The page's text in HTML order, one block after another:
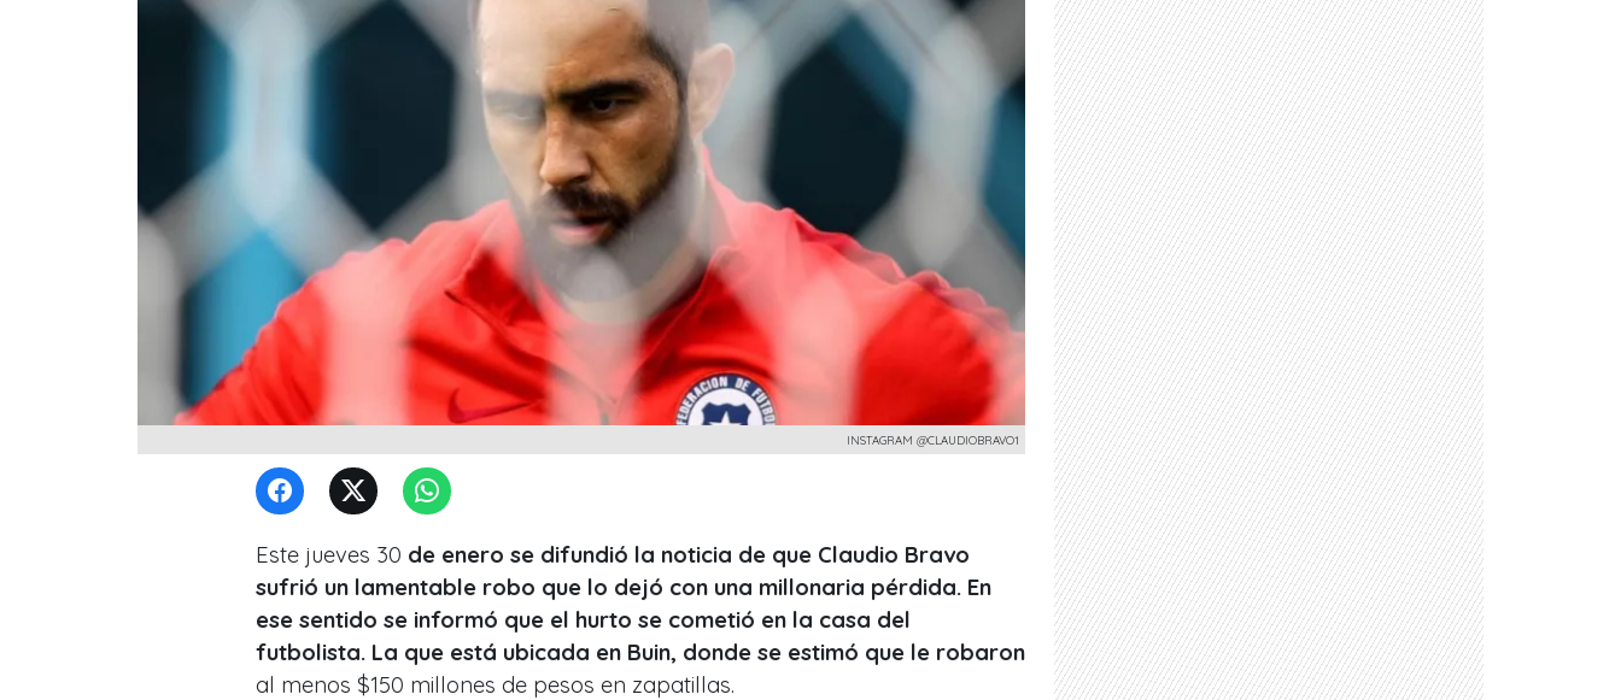
INSTAGRAM @CLAUDIOBRAVO1
Este jueves 30 de enero se difundió la noticia de que Claudio Bravo
sufrió un lamentable robo que lo dejó con una millonaria pérdida. En
ese sentido se informó que el hurto se cometió en la casa del
futbolista. La que está ubicada en Buin, donde se estimó que le robaron
al menos $150 millones de pesos en zapatillas.